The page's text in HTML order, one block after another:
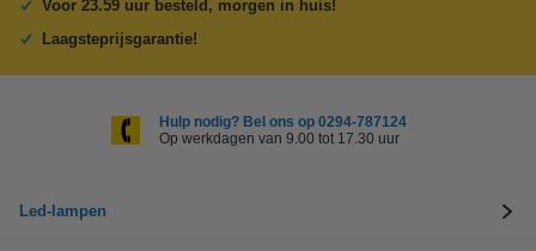
Voor 23.59 uur besteld, morgen in huis!
Laagsteprijsgarantie!
Hulp nodig? Bel ons op 0294-787124
Op werkdagen van 9.00 tot 17.30 uur
Led-lampen